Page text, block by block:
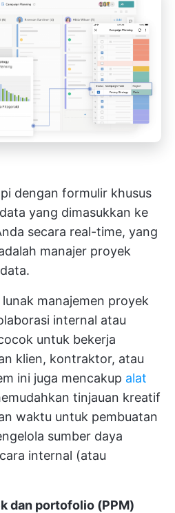
dengan formulir khusus
yang dimasukkan ke
secara real-time, yang
manajer proyek
manajemen proyek
internal atau
untuk bekerja
klien, kontraktor, atau
ini juga mencakup alat
tinjauan kreatif
waktu untuk pembuatan
sumber daya
internal (atau
dan portofolio (PPM)